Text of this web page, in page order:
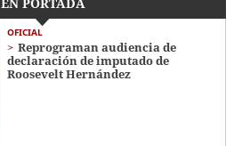
OFICIAL
Reprograman audiencia de
declaración de imputado de
Roosevelt Hernández